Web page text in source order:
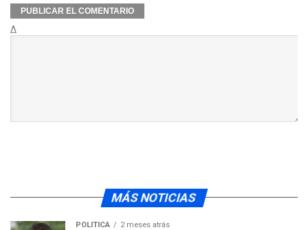
Δ
MÁS NOTICIAS
POLÍTICA 2 meses atrás